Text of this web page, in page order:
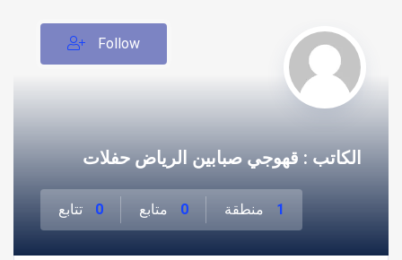
الكاتب : قهوجي صبابين الرياض حفلات
1 منطقة 0 متابع 0 تتابع
Follow